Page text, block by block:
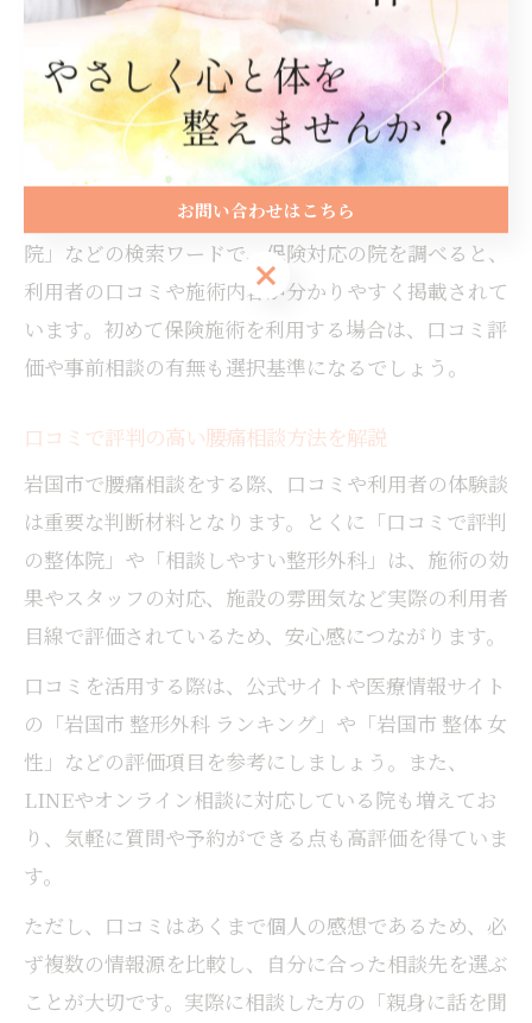
保険適用で施術を受ける際は、医師の診断書が必要な
場合や、施術内容に制限がある点も理解しておきまし
ょう。施術前に必ず窓口で保険適用の可否や必要書類
について確認することが大切です。
また、岩国市の「岩国 整体 保険」や「岩国市 整骨
院」などの検索ワードで、保険対応の院を調べると、
利用者の口コミや施術内容が分かりやすく掲載されて
います。初めて保険施術を利用する場合は、口コミ評
価や事前相談の有無も選択基準になるでしょう。
口コミで評判の高い腰痛相談方法を解説
岩国市で腰痛相談をする際、口コミや利用者の体験談
は重要な判断材料となります。とくに「口コミで評判
の整体院」や「相談しやすい整形外科」は、施術の効
果やスタッフの対応、施設の雰囲気など実際の利用者
目線で評価されているため、安心感につながります。
口コミを活用する際は、公式サイトや医療情報サイト
の「岩国市 整形外科 ランキング」や「岩国市 整体 女
性」などの評価項目を参考にしましょう。また、
LINEやオンライン相談に対応している院も増えてお
り、気軽に質問や予約ができる点も高評価を得ていま
す。
ただし、口コミはあくまで個人の感想であるため、必
ず複数の情報源を比較し、自分に合った相談先を選ぶ
ことが大切です。実際に相談した方の「親身に話を聞
お問い合わせはこちら
お問い合わせはこちら